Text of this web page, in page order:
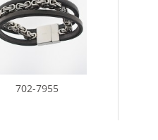
702-7955